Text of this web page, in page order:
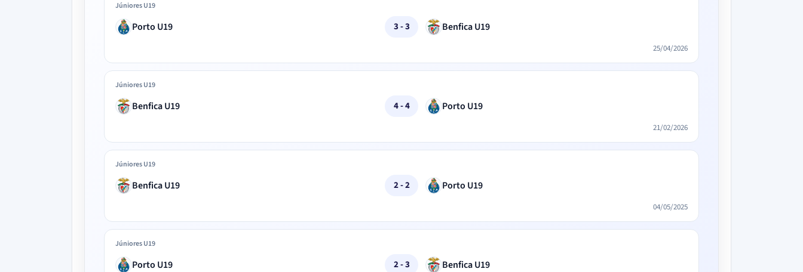
Júniores U19
Porto U19 3 - 3 Benfica U19
25/04/2026
Júniores U19
Benfica U19 4 - 4 Porto U19
21/02/2026
Júniores U19
Benfica U19 2 - 2 Porto U19
04/05/2025
Júniores U19
Porto U19 2 - 3 Benfica U19